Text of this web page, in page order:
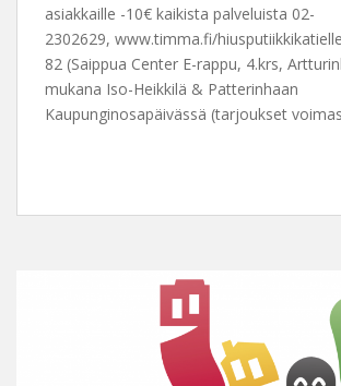
asiakkaille -10€ kaikista palveluista 02-
2302629, www.timma.fi/
82 (Saippua Center E-rappu, 4.krs,
mukana Iso-Heikkilä & Patterinhaan
Kaupunginosapäivässä (tarjoukset